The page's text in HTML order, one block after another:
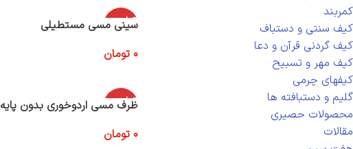
کمربند
کیف سنتی و دستباف
کیف گردنی قرآن و دعا
کیف مهر و تسبیح
کیفهای چرمی
گلیم و دستبافته ها
محصولات حصیری
مقالات
اتمام موج
ودی
سینی مسی مستطیلی
0 تومان
اتمام موج
ودی
ظرف مسی اردوخوری بدون پایه
0 تومان